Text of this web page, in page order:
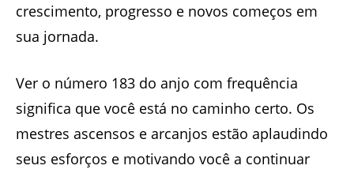
crescimento, progresso e novos começos em
sua jornada.
Ver o número 183 do anjo com frequência
significa que você está no caminho certo. Os
mestres ascensos e arcanjos estão aplaudindo
seus esforços e motivando você a continuar